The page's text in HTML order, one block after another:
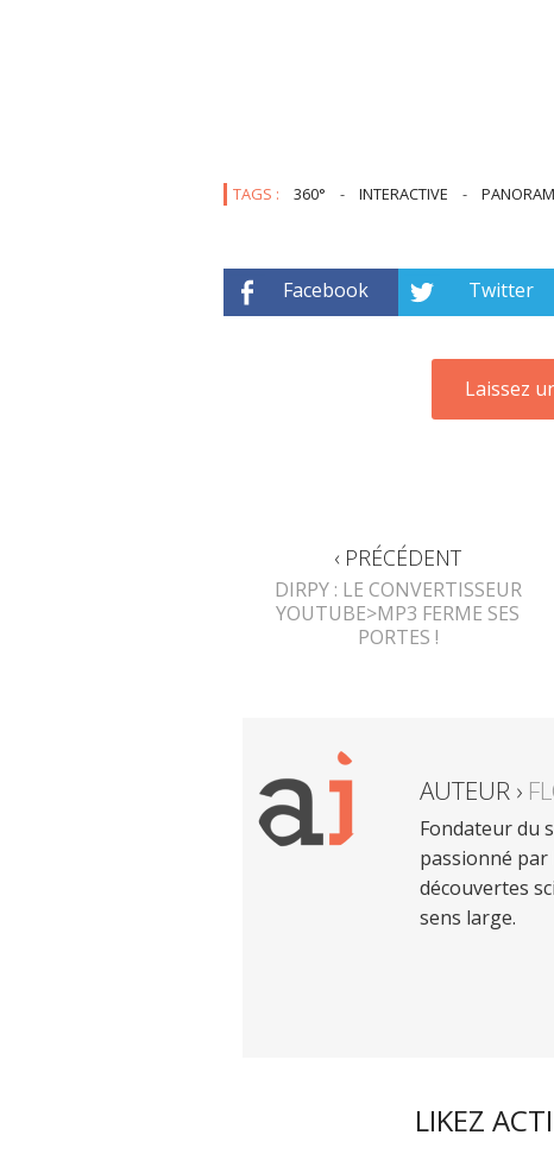
TAGS : 360° - INTERACTIVE -
Facebook Twitter
‹ PRÉCÉDENT
DIRPY : LE CONVERTISSEUR
YOUTUBE>MP3 FERME SES
PORTES !
AUTEUR ›
Fondateur du
passionné par
découvertes
sens large.
LIKEZ